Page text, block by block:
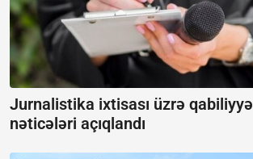
Jurnalistika ixtisası üzrə
nəticələri açıqlandı